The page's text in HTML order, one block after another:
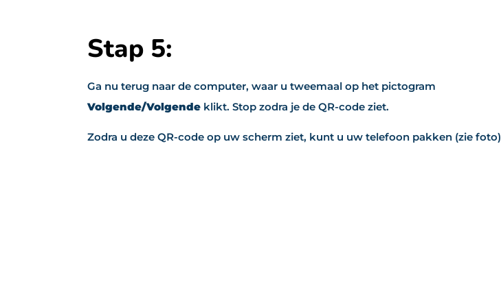
Stap 5:
Ga nu terug naar de computer, waar u tweemaal op het pictogram
Volgende/Volgende klikt. Stop zodra je de QR-code ziet.
Zodra u deze QR-code op uw scherm ziet, kunt u uw telefoon pakken (zie foto)